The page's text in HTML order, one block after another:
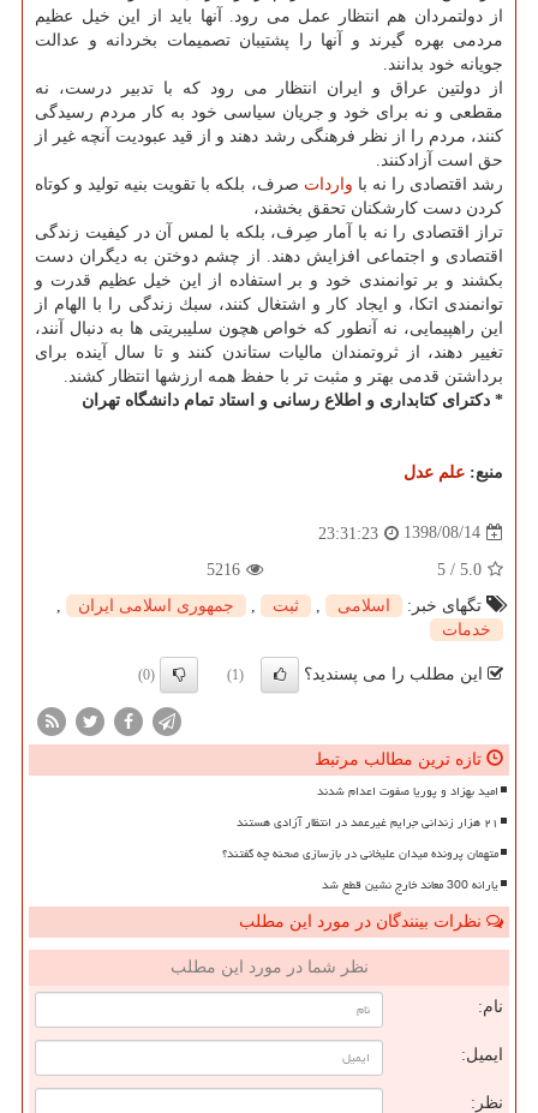
از دولتمردان هم انتظار عمل می رود. آنها باید از این خیل عظیم
مردمی بهره گیرند و آنها را پشتیبان تصمیمات بخردانه و عدالت
جویانه خود بدانند.
از دولتین عراق و ایران انتظار می رود كه با تدبیر درست، نه
مقطعی و نه برای خود و جریان سیاسی خود به كار مردم رسیدگی
كنند، مردم را از نظر فرهنگی رشد دهند و از قید عبودیت آنچه غیر از
حق است آزادكنند.
رشد اقتصادی را نه با واردات صرف، بلكه با تقویت بنیه تولید و كوتاه
كردن دست كارشكنان تحقق بخشند،
تراز اقتصادی را نه با آمار صِرف، بلكه با لمس آن در كیفیت زندگی
اقتصادی و اجتماعی افزایش دهند. از چشم دوختن به دیگران دست
بكشند و بر توانمندی خود و بر استفاده از این خیل عظیم قدرت و
توانمندی اتكا، و ایجاد كار و اشتغال كنند، سبك زندگی را با الهام از
این راهپیمایی، نه آنطور كه خواص هچون سلیبریتی ها به دنبال آنند،
تغییر دهند، از ثروتمندان مالیات ستاندن كنند و تا سال آینده برای
برداشتن قدمی بهتر و مثبت تر با حفظ همه ارزشها انتظار كشند.
* دكترای كتابداری و اطلاع رسانی و استاد تمام دانشگاه تهران
منبع: علم عدل
1398/08/14
23:31:23
5.0
/
5
5216
تگهای خبر:
اسلامی ثبت جمهوری اسلامی ایران
خدمات
این مطلب را می پسندید؟ (1)
(0)
تازه ترین مطالب مرتبط
امید بهزاد و پوریا صفوت اعدام شدند
۲۱ هزار زندانی جرایم غیرعمد در انتظار آزادی هستند
متهمان پرونده میدان علیخانی در بازسازی صحنه چه گفتند؟
یارانه 300 معاند خارج نشین قطع شد
نظرات بینندگان در مورد این مطلب
نظر شما در مورد این مطلب
نام:
ایمیل:
نظر: